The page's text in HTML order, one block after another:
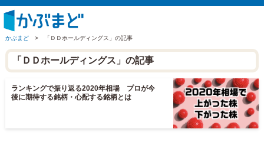
かぶまど > 「ＤＤホールディングス」の記事
「ＤＤホールディングス」の記事
ランキングで振り返る2020年相場 プロが今
後に期待する銘柄・心配する銘柄とは